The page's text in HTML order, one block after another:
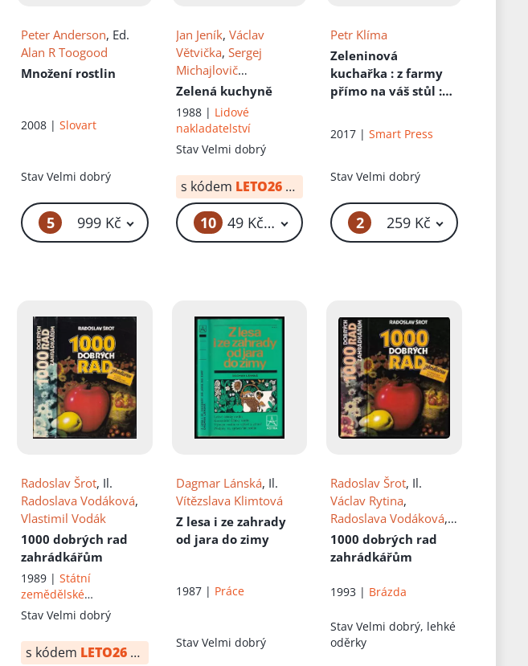
Peter Anderson, Ed.
Alan R Toogood
Množení rostlin
2008 |Slovart
StavVelmi dobrý
5 999 Kč
Jan Jeník, Václav
Větvička, Sergej
Michajlovič
Skornjakov, Il.Edita
Plicková
Zelená kuchyně
1988 | Lidové
nakladatelství
Stav Velmi dobrý
s kódem LETO26 od: 34 Kč
10 49 Kč – 59 Kč
Petr Klíma
Zeleninová
kuchařka : z farmy
přímo na váš stůl :
mléka, bez vajec,
méně lepku, méně
2017 |Smart Press
StavVelmi dobrý
2 259 Kč
Radoslav Šrot, Il.
Radoslava Vodáková,
Vlastimil Vodák
1000 dobrých rad
zahrádkářům
1989 |Státní
zemědělské
nakladatelství
StavVelmi dobrý
s kódem LETO26 od: 34 Kč
Dagmar Lánská, Il.
Vítězslava Klimtová
Z lesa i ze zahrady
od jara do zimy
1987 | Práce
Stav Velmi dobrý
Radoslav Šrot, Il.
Václav Rytina,
Radoslava Vodáková,
Vlastimil Vodák
1000 dobrých rad
zahrádkářům
1993 | Brázda
StavVelmi dobrý, lehké
oděrky